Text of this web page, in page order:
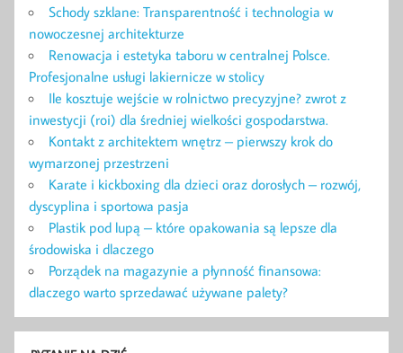
Schody szklane: Transparentność i technologia w
nowoczesnej architekturze
Renowacja i estetyka taboru w centralnej Polsce.
Profesjonalne usługi lakiernicze w stolicy
Ile kosztuje wejście w rolnictwo precyzyjne? zwrot z
inwestycji (roi) dla średniej wielkości gospodarstwa.
Kontakt z architektem wnętrz – pierwszy krok do
wymarzonej przestrzeni
Karate i kickboxing dla dzieci oraz dorosłych – rozwój,
dyscyplina i sportowa pasja
Plastik pod lupą – które opakowania są lepsze dla
środowiska i dlaczego
Porządek na magazynie a płynność finansowa:
dlaczego warto sprzedawać używane palety?